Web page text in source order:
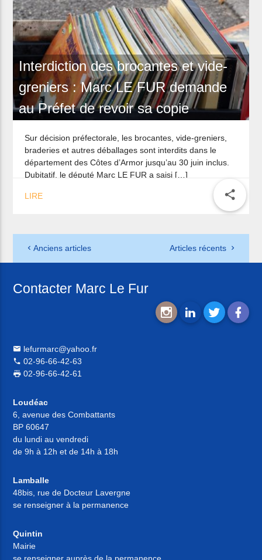
Interdiction des brocantes et vide-
greniers : Marc LE FUR demande
au Préfet de revoir sa copie
Sur décision préfectorale, les brocantes, vide-greniers,
braderies et autres déballages sont interdits dans le
département des Côtes d’Armor jusqu’au 30 juin inclus.
Dubitatif, le député Marc LE FUR a saisi […]
LIRE share
Anciens articles Articles récents
Contacter Marc Le Fur
lefurmarc@yahoo.fr
02-96-66-42-63
02-96-66-42-61
Loudéac
6, avenue des Combattants
BP 60647
du lundi au vendredi
de 9h à 12h et de 14h à 18h
Lamballe
48bis, rue de Docteur Lavergne
se renseigner à la permanence
Quintin
Mairie